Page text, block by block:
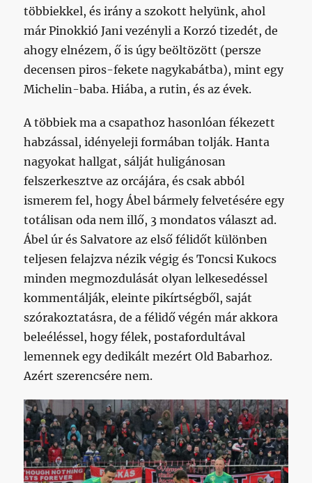
többiekkel, és irány a szokott helyünk, ahol
már Pinokkió Jani vezényli a Korzó tizedét, de
ahogy elnézem, ő is úgy beöltözött (persze
decensen piros-fekete nagykabátba), mint egy
Michelin-baba. Hiába, a rutin, és az évek.
A többiek ma a csapathoz hasonlóan fékezett
habzással, idényeleji formában tolják. Hanta
nagyokat hallgat, sálját huligánosan
felszerkesztve az orcájára, és csak abból
ismerem fel, hogy Ábel bármely felvetésére egy
totálisan oda nem illő, 3 mondatos választ ad.
Ábel úr és Salvatore az első félidőt különben
teljesen felajzva nézik végig és Toncsi Kukocs
minden megmozdulását olyan lelkesedéssel
kommentálják, eleinte pikírtségből, saját
szórakoztatásra, de a félidő végén már akkora
beleéléssel, hogy félek, postafordultával
lemennek egy dedikált mezért Old Babarhoz.
Azért szerencsére nem.